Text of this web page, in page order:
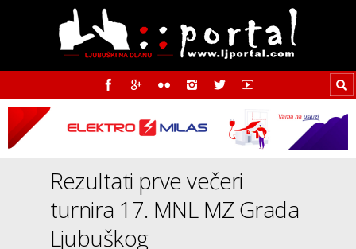
Rezultati prve večeri
turnira 17. MNL MZ Grada
Ljubuškog